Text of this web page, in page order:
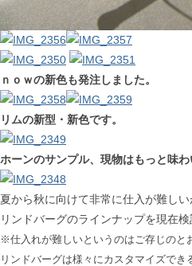
ｎｏｗの新色も発注しました。
リムの新型・新色です。
ホーンのサンプル、現物はもっと味わ
夏から秋に向けて非常に仕入が難し
リンドバーグのラインナップを現在検
※仕入れが難しいというのはご存じのと
リンドバーグは様々にカスタマイズでき